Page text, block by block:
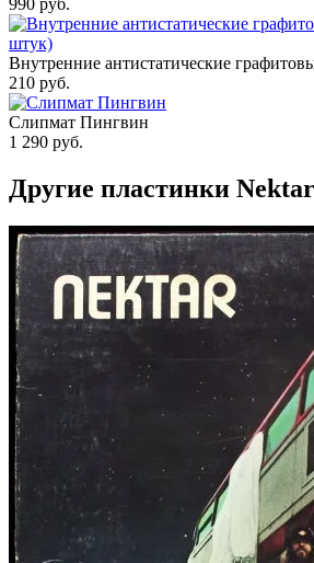
Внутренние антистатические
210 руб.
Слипмат Пингвин
1 290 руб.
Другие пластинки Nektar